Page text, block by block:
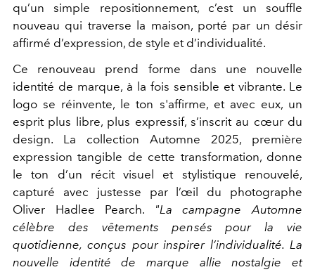
qu’un simple repositionnement, c’est un souffle
nouveau qui traverse la maison, porté par un désir
affirmé d’expression, de style et d’individualité.
Ce renouveau prend forme dans une nouvelle
identité de marque, à la fois sensible et vibrante. Le
logo se réinvente, le ton s'affirme, et avec eux, un
esprit plus libre, plus expressif, s’inscrit au cœur du
design. La collection Automne 2025, première
expression tangible de cette transformation, donne
le ton d’un récit visuel et stylistique renouvelé,
capturé avec justesse par l’œil du photographe
Oliver Hadlee Pearch.
"La campagne Automne
célèbre des vêtements pensés pour la vie
quotidienne, conçus pour inspirer l’individualité. La
nouvelle identité de marque allie nostalgie et